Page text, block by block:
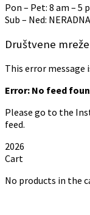
Pon – Pet: 8 am – 5
Sub – Ned: NERADNA
Društvene mreže
This error message
Error: No feed
Please go to the
feed.
2026
Cart
No products in the